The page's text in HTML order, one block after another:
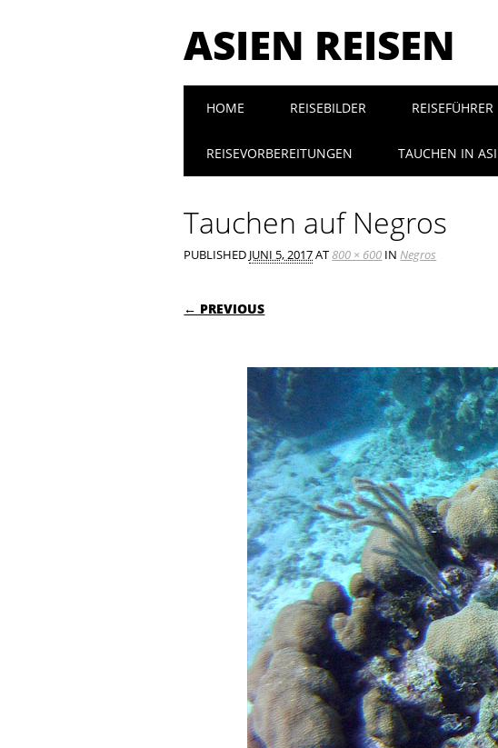
ASIEN REISEN
Main menu
HOME REISEBILDER REISEFÜHRER
REISEVORBEREITUNGEN TAUCHEN IN
Tauchen auf Negros
PUBLISHED JUNI 5, 2017AT800 × 600 INNegros
← PREVIOUS